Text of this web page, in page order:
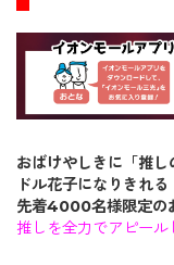
おばけやしきに「推
ドル花子になりきれる
先着4000名様限定の
推しを全力でアピー